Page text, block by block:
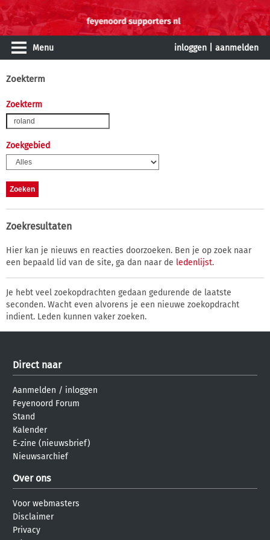
Menu inloggen aanmelden
Zoekterm
Zoekterm
Zoekgebied
Zoekresultaten
Hier kan je nieuws en reacties doorzoeken. Ben je op zoek naar
een bepaald lid van de site, ga dan naar de ledenlijst.
Je hebt veel zoekopdrachten gedaan gedurende de laatste
seconden. Wacht even alvorens je een nieuwe zoekopdracht
indient. Leden kunnen vaker zoeken.
Direct naar
Aanmelden / inloggen
Feyenoord Forum
Stand
Kalender
E-zine (nieuwsbrief)
Nieuwsarchief
Over ons
Voor webmasters
Disclaimer
Privacy